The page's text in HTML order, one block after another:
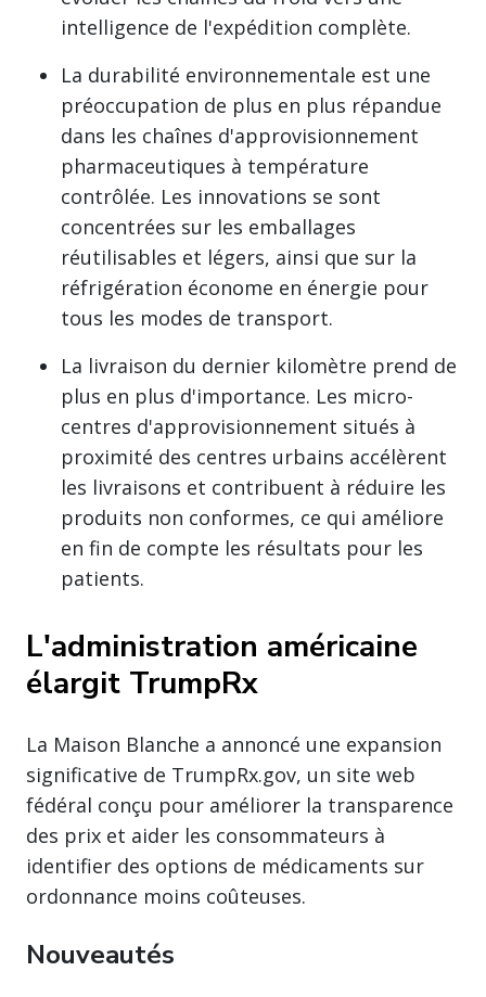
intelligence de l'expédition complète.
La durabilité environnementale est une
préoccupation de plus en plus répandue
dans les chaînes d'approvisionnement
pharmaceutiques à température
contrôlée. Les innovations se sont
concentrées sur les emballages
réutilisables et légers, ainsi que sur la
réfrigération économe en énergie pour
tous les modes de transport.
La livraison du dernier kilomètre prend de
plus en plus d'importance. Les micro-
centres d'approvisionnement situés à
proximité des centres urbains accélèrent
les livraisons et contribuent à réduire les
produits non conformes, ce qui améliore
en fin de compte les résultats pour les
patients.
L'administration américaine
élargit TrumpRx
La Maison Blanche a annoncé une expansion
significative de TrumpRx.gov, un site web
fédéral conçu pour améliorer la transparence
des prix et aider les consommateurs à
identifier des options de médicaments sur
ordonnance moins coûteuses.
Nouveautés